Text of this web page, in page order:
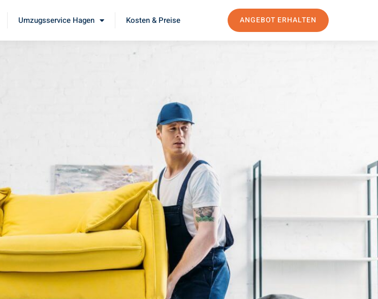
Umzugsservice Hagen Kosten & Preise ANGEBOT ERHALTEN